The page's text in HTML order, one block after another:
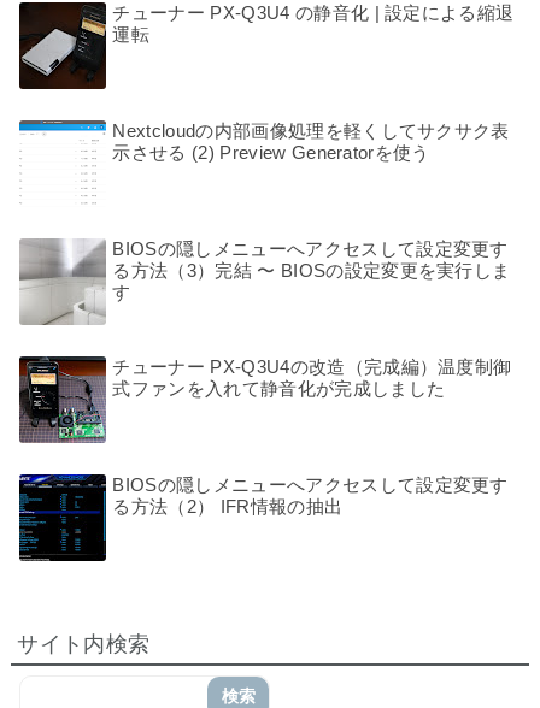
チューナー PX-Q3U4 の静音化 | 設定による縮退
運転
Nextcloudの内部画像処理を軽くしてサクサク表
示させる (2) Preview Generatorを使う
BIOSの隠しメニューへアクセスして設定変更す
る方法（3）完結 〜 BIOSの設定変更を実行しま
す
チューナー PX-Q3U4の改造（完成編）温度制御
式ファンを入れて静音化が完成しました
BIOSの隠しメニューへアクセスして設定変更す
る方法（2） IFR情報の抽出
サイト内検索